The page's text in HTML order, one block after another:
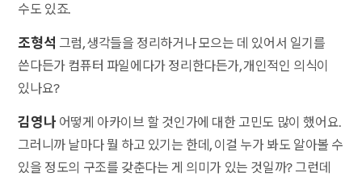
수도 있죠.
조형석 그럼, 생각들을 정리하거나 모으는 데 있어서 일기를
쓴다든가 컴퓨터 파일에다가 정리한다든가, 개인적인 의식이
있나요?
김영나 어떻게 아카이브 할 것인가에 대한 고민도 많이 했어요.
그러니까 날마다 뭘 하고 있기는 한데, 이걸 누가 봐도 알아볼 수
있을 정도의 구조를 갖춘다는 게 의미가 있는 것일까? 그런데